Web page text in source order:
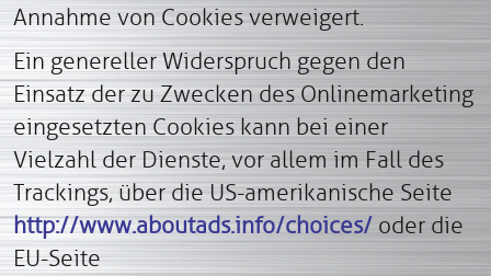
Annahme von Cookies verweigert.
Ein genereller Widerspruch gegen den
Einsatz der zu Zwecken des Onlinemarketing
eingesetzten Cookies kann bei einer
Vielzahl der Dienste, vor allem im Fall des
Trackings, über die US-amerikanische Seite
http://www.aboutads.info/choices/ oder die
EU-Seite